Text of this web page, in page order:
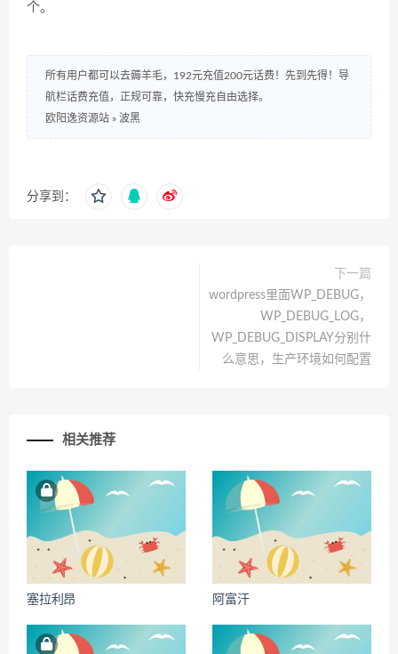
个。
所有用户都可以去薅羊毛，192元充值200元话费！先到先得！导
航栏话费充值，正规可靠，快充慢充自由选择。
欧阳逸资源站 » 波黑
分享到：
下一篇
wordpress里面WP_DEBUG，
WP_DEBUG_LOG，
WP_DEBUG_DISPLAY分别什
么意思，生产环境如何配置
相关推荐
塞拉利昂 阿富汗